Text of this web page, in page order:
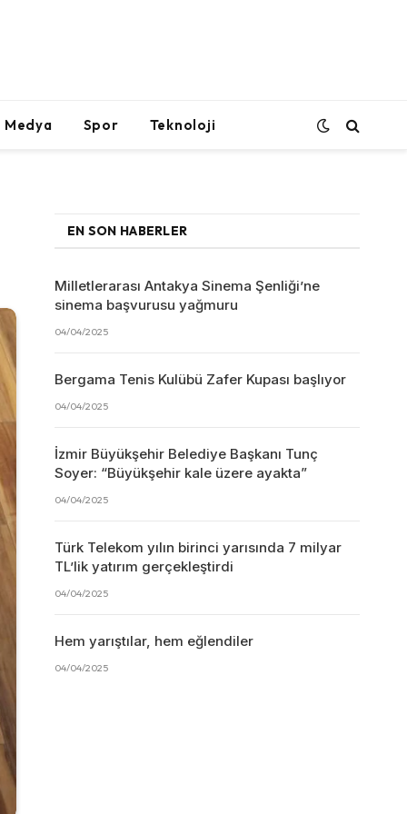
Medya Spor Teknoloji
EN SON HABERLER
Milletlerarası Antakya Sinema Şenliği’ne
sinema başvurusu yağmuru
04/04/2025
Bergama Tenis Kulübü Zafer Kupası başlıyor
04/04/2025
İzmir Büyükşehir Belediye Başkanı Tunç
Soyer: “Büyükşehir kale üzere ayakta”
04/04/2025
Türk Telekom yılın birinci yarısında 7 milyar
TL’lik yatırım gerçekleştirdi
04/04/2025
Hem yarıştılar, hem eğlendiler
04/04/2025